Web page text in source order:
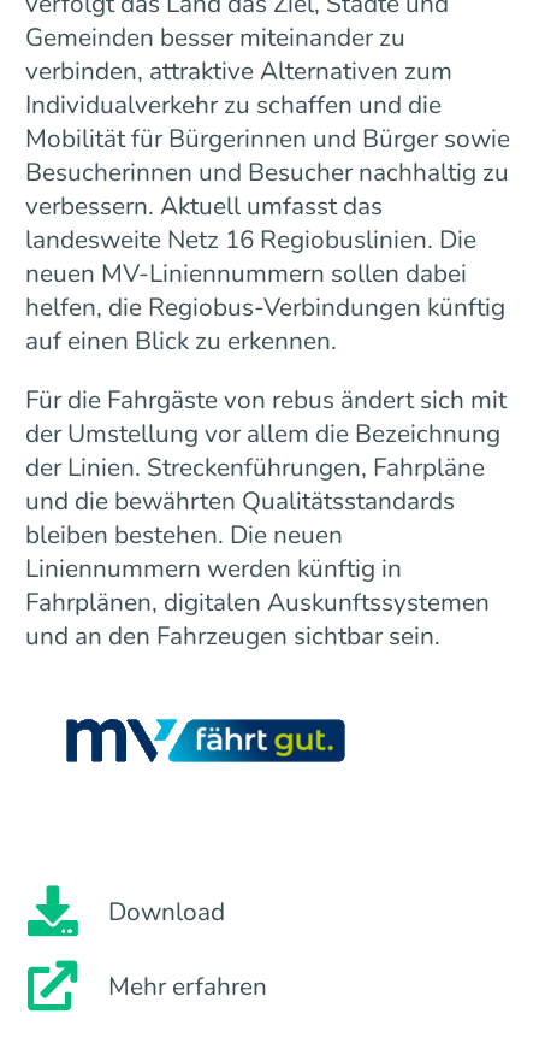
Gemeinden besser miteinander zu
verbinden, attraktive Alternativen zum
Individualverkehr zu schaffen und die
Mobilität für Bürgerinnen und Bürger sowie
Besucherinnen und Besucher nachhaltig zu
verbessern. Aktuell umfasst das
landesweite Netz 16 Regiobuslinien. Die
neuen MV-Liniennummern sollen dabei
helfen, die Regiobus-Verbindungen künftig
auf einen Blick zu erkennen.
Für die Fahrgäste von rebus ändert sich mit
der Umstellung vor allem die Bezeichnung
der Linien. Streckenführungen, Fahrpläne
und die bewährten Qualitätsstandards
bleiben bestehen. Die neuen
Liniennummern werden künftig in
Fahrplänen, digitalen Auskunftssystemen
und an den Fahrzeugen sichtbar sein.
Download
Mehr erfahren